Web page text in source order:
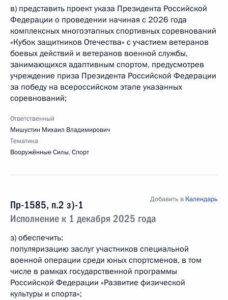
в) представить проект указа Президента Российской
Федерации о проведении начиная с 2026 года
комплексных многоэтапных спортивных соревнований
«Кубок защитников Отечества» с участием ветеранов
боевых действий и ветеранов военной службы,
занимающихся адаптивным спортом, предусмотрев
учреждение приза Президента Российской Федерации
за победу на всероссийском этапе указанных
соревнований;
Ответственный
Мишустин Михаил Владимирович
Тематика
Вооружённые Силы,Спорт
Пр-1585, п.2 з)-1
Исполнение к 1 декабря 2025 года
Добавить в Календарь
з) обеспечить:
популяризацию заслуг участников специальной
военной операции среди юных спортсменов, в том
числе в рамках государственной программы
Российской Федерации «Развитие физической
культуры и спорта»;